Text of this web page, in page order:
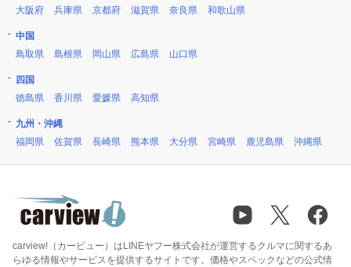
大阪府
兵庫県 京都府 滋賀県 奈良県 和歌山県
中国
鳥取県
島根県 岡山県 広島県 山口県
四国
徳島県
香川県 愛媛県 高知県
九州・沖縄
福岡県
佐賀県 長崎県 熊本県 大分県 宮崎県 鹿児島県 沖縄県
carview!（カービュー）はLINEヤフー株式会社が運営するクルマに関するあ
らゆる情報やサービスを提供するサイトです。価格やスペックなどの公式情